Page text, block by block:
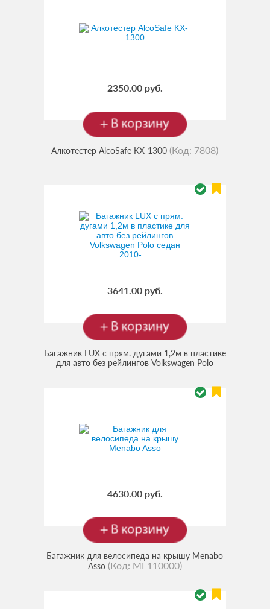
2350.00 руб.
Алкотестер AlcoSafe KX-1300 (Код: 7808)
3641.00 руб.
Багажник LUX с прям. дугами 1,2м в пластике
для авто без рейлингов Volkswagen Polo
4630.00 руб.
Багажник для велосипеда на крышу Menabo
Asso (Код: ME110000)